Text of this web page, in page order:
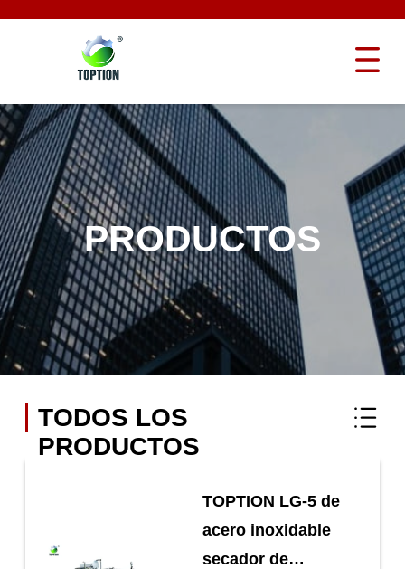
PRODUCTOS
TODOS LOS
PRODUCTOS
TOPTION LG-5 de
acero inoxidable
secador de